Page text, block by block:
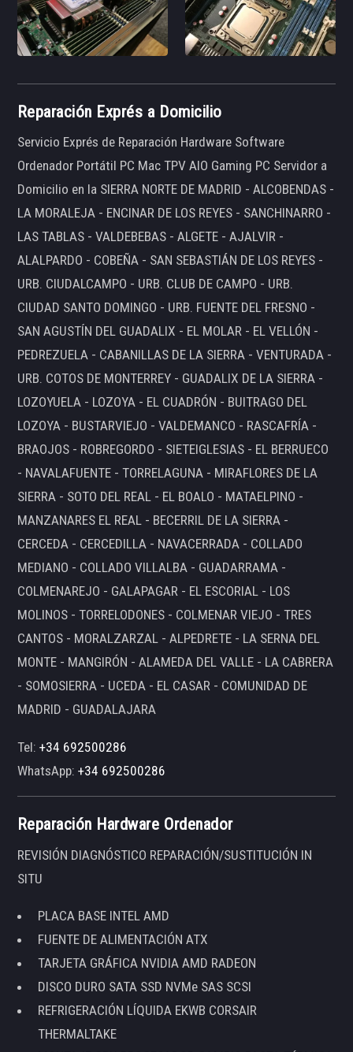
Reparación Exprés a Domicilio
Servicio Exprés de Reparación Hardware Software
Ordenador Portátil PC Mac TPV AIO Gaming PC Servidor a
Domicilio en la SIERRA NORTE DE MADRID - ALCOBENDAS -
LA MORALEJA - ENCINAR DE LOS REYES - SANCHINARRO -
LAS TABLAS - VALDEBEBAS - ALGETE - AJALVIR -
ALALPARDO - COBEÑA - SAN SEBASTIÁN DE LOS REYES -
URB. CIUDALCAMPO - URB. CLUB DE CAMPO - URB.
CIUDAD SANTO DOMINGO - URB. FUENTE DEL FRESNO -
SAN AGUSTÍN DEL GUADALIX - EL MOLAR - EL VELLÓN -
PEDREZUELA - CABANILLAS DE LA SIERRA - VENTURADA -
URB. COTOS DE MONTERREY - GUADALIX DE LA SIERRA -
LOZOYUELA - LOZOYA - EL CUADRÓN - BUITRAGO DEL
LOZOYA - BUSTARVIEJO - VALDEMANCO - RASCAFRÍA -
BRAOJOS - ROBREGORDO - SIETEIGLESIAS - EL BERRUECO
- NAVALAFUENTE - TORRELAGUNA - MIRAFLORES DE LA
SIERRA - SOTO DEL REAL - EL BOALO - MATAELPINO -
MANZANARES EL REAL - BECERRIL DE LA SIERRA -
CERCEDA - CERCEDILLA - NAVACERRADA - COLLADO
MEDIANO - COLLADO VILLALBA - GUADARRAMA -
COLMENAREJO - GALAPAGAR - EL ESCORIAL - LOS
MOLINOS - TORRELODONES - COLMENAR VIEJO - TRES
CANTOS - MORALZARZAL - ALPEDRETE - LA SERNA DEL
MONTE - MANGIRÓN - ALAMEDA DEL VALLE - LA CABRERA
- SOMOSIERRA - UCEDA - EL CASAR - COMUNIDAD DE
MADRID - GUADALAJARA
Tel:+34 692500286
WhatsApp:+34 692500286
Reparación Hardware Ordenador
REVISIÓN DIAGNÓSTICO REPARACIÓN/SUSTITUCIÓN IN
SITU
PLACA BASE INTEL AMD
FUENTE DE ALIMENTACIÓN ATX
TARJETA GRÁFICA NVIDIA AMD RADEON
DISCO DURO SATA SSD NVMe SAS SCSI
REFRIGERACIÓN LÍQUIDA EKWB CORSAIR
THERMALTAKE